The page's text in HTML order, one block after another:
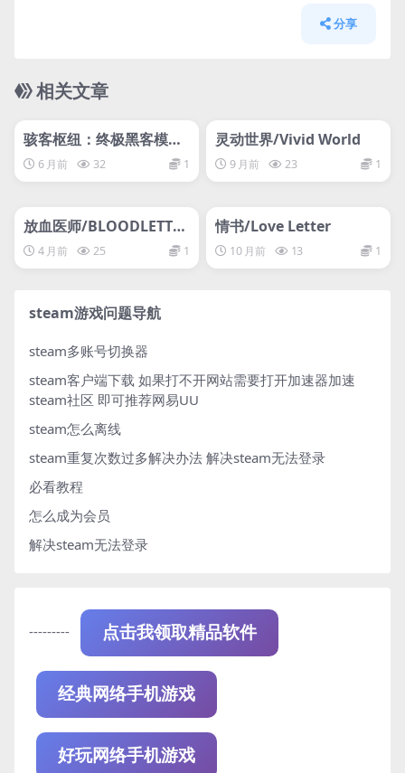
分享
相关文章
网盘下载游戏
骇客枢纽：终极黑客模拟
器/HackHub – Ultimate
Hacker Simulator
6 月前 32 1
网盘下载游戏
灵动世界/Vivid World
9 月前 23 1
网盘下载游戏
放血医师/BLOODLETTE
R 4 月前 25 1
情书/Love Letter
10 月前 13 1
steam游戏问题导航
steam多账号切换器
steam客户端下载 如果打不开网站需要打开加速器加速
steam社区 即可推荐网易UU
steam怎么离线
steam重复次数过多解决办法 解决steam无法登录
必看教程
怎么成为会员
解决steam无法登录
--------- 点击我领取精品软件
经典网络手机游戏
好玩网络手机游戏